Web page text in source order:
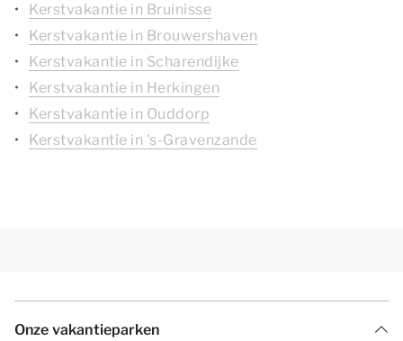
Kerstvakantie in Bruinisse
Kerstvakantie in Brouwershaven
Kerstvakantie in Scharendijke
Kerstvakantie in Herkingen
Kerstvakantie in Ouddorp
Kerstvakantie in 's-Gravenzande
Onze vakantieparken